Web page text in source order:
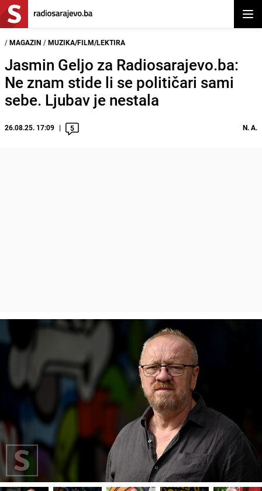
/ MAGAZIN / MUZIKA/FILM/LEKTIRA
Jasmin Geljo za Radiosarajevo.ba:
Ne znam stide li se političari sami
sebe. Ljubav je nestala
26.08.25. 17:09 5 N. A.